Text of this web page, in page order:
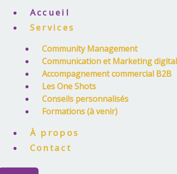
Accueil
Services
Community Management
Communication et Marketing digital
Accompagnement commercial B2B
Les One Shots
Conseils personnalisés
Formations (à venir)
À propos
Contact